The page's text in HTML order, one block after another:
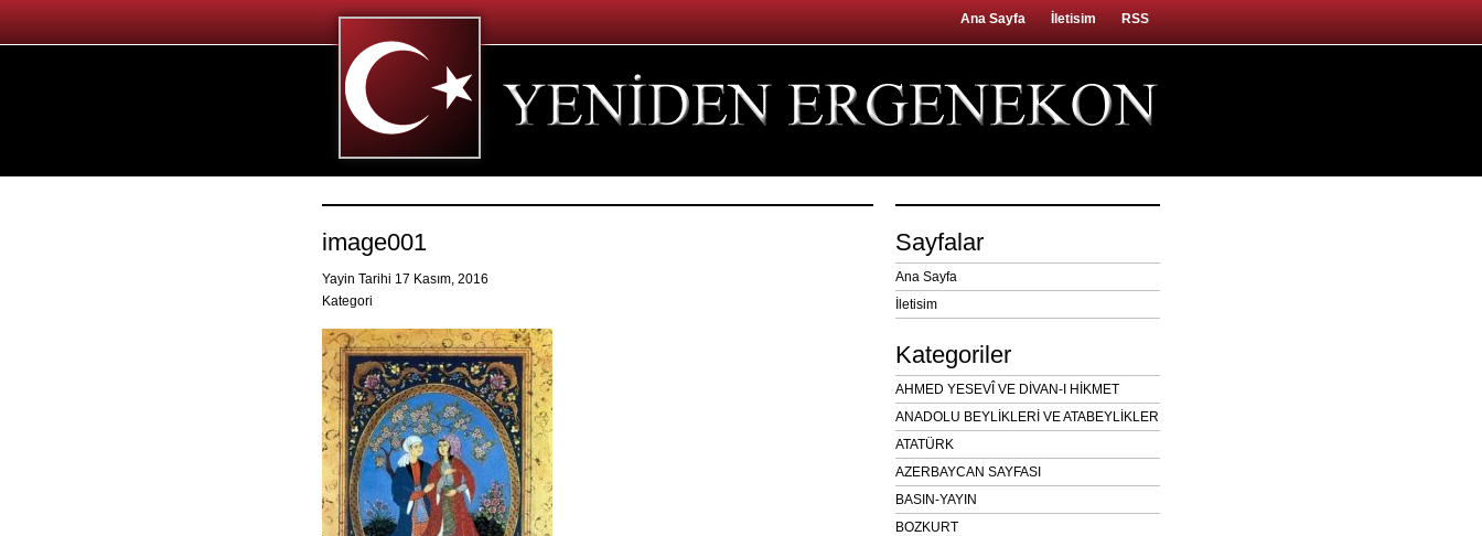
Ana Sayfa İletisim RSS
image001
Yayin Tarihi 17 Kasım, 2016
Kategori
Sayfalar
Ana Sayfa
İletisim
Kategoriler
AHMED YESEVÎ VE DİVAN-I HİKMET
ANADOLU BEYLİKLERİ VE ATABEYLİKLER
ATATÜRK
AZERBAYCAN SAYFASI
BASIN-YAYIN
BOZKURT